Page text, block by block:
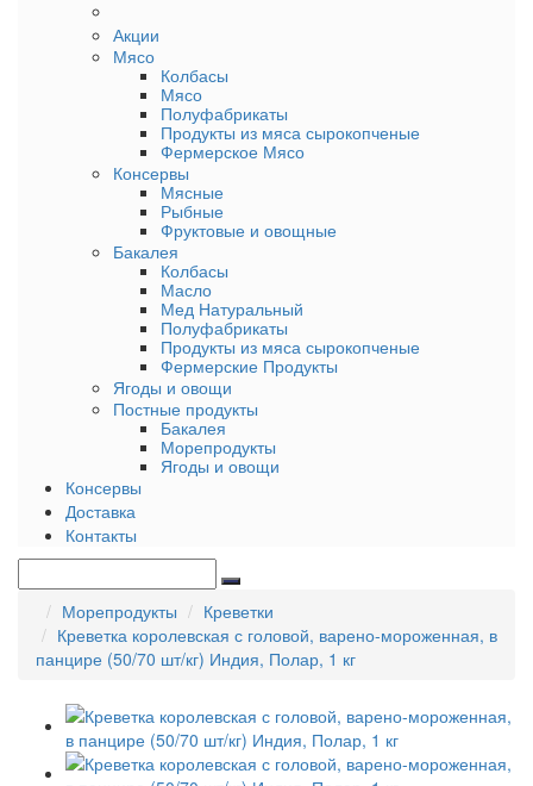
Акции
Мясо
Колбасы
Мясо
Полуфабрикаты
Продукты из мяса сырокопченые
Фермерское Мясо
Консервы
Мясные
Рыбные
Фруктовые и овощные
Бакалея
Колбасы
Масло
Мед Натуральный
Полуфабрикаты
Продукты из мяса сырокопченые
Фермерские Продукты
Ягоды и овощи
Постные продукты
Бакалея
Морепродукты
Ягоды и овощи
Консервы
Доставка
Контакты
Морепродукты
Креветки
Креветка королевская с головой, варено-мороженная, в
панцире (50/70 шт/кг) Индия, Полар, 1 кг